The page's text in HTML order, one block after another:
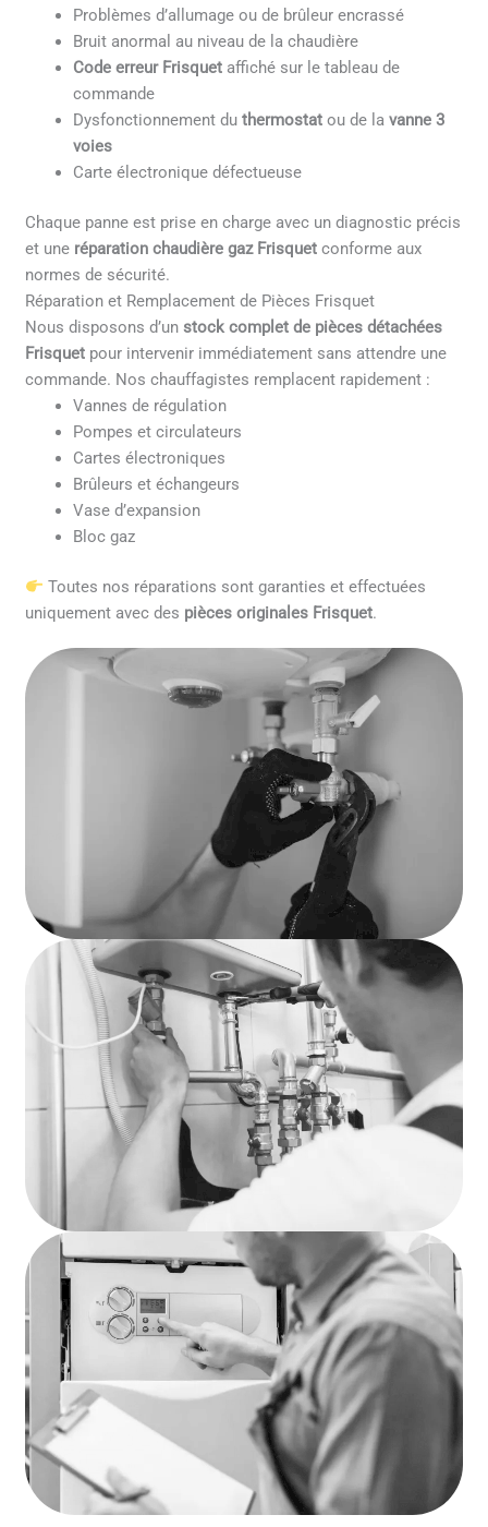
Problèmes d’allumage ou de brûleur encrassé
Bruit anormal au niveau de la chaudière
Code erreur Frisquet affiché sur le tableau de
commande
Dysfonctionnement duthermostat ou de lavanne 3
voies
Carte électronique défectueuse
Chaque panne est prise en charge avec un diagnostic précis
et une réparation chaudière gaz Frisquet conforme aux
normes de sécurité.
Réparation et Remplacement de Pièces Frisquet
Nous disposons d’unstock complet de pièces détachées
Frisquet pour intervenir immédiatement sans attendre une
commande. Nos chauffagistes remplacent rapidement :
Vannes de régulation
Pompes et circulateurs
Cartes électroniques
Brûleurs et échangeurs
Vase d’expansion
Bloc gaz
Toutes nos réparations sont garanties et effectuées
uniquement avec des pièces originales Frisquet.